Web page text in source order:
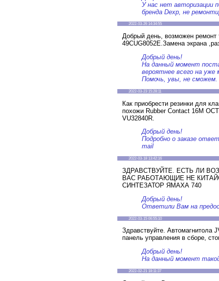
У нас нет авторизации
бренда Dexp, не
2022-03-26 14:34:55
Добрый день, возможен ремонт
49CUG8052E.Замена экрана
Добрый день!
На данный момент
вероятнее всего на
Помочь, увы, не сможем.
2022-03-23 15:28:11
Как приобрести резинки для
похожи Rubber Contact 16M
VU32840R.
Добрый день!
Подробно о заказе
mail
2022-03-18 13:42:16
ЗДРАВСТВУЙТЕ. ЕСТЬ ЛИ
ВАС РАБОТАЮЩИЕ НЕ
СИНТЕЗАТОР ЯМАХА 740
Добрый день!
Ответили Вам на
2022-03-15 06:55:10
Здравствуйте. Автомагнитола
панель управления в сборе,
Добрый день!
На данный момент
2022-02-21 18:11:37